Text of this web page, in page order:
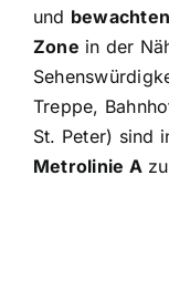
und bewachten
Zone in der
Treppe,
St. Peter) sind
Metrolinie Azu